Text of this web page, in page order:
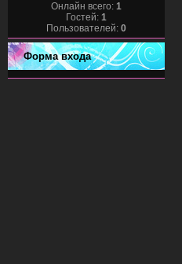
Онлайн всего: 1
Гостей: 1
Пользователей: 0
Форма входа